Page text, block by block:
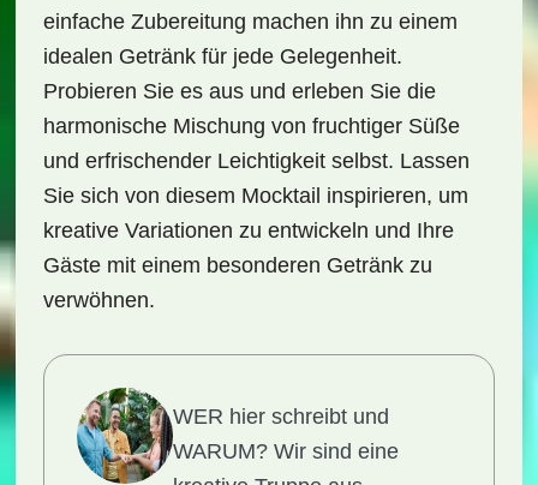
einfache Zubereitung machen ihn zu einem
idealen Getränk für jede Gelegenheit.
Probieren Sie es aus und erleben Sie die
harmonische Mischung von fruchtiger Süße
und erfrischender Leichtigkeit selbst. Lassen
Sie sich von diesem Mocktail inspirieren, um
kreative Variationen zu entwickeln und Ihre
Gäste mit einem besonderen Getränk zu
verwöhnen.
WER hier schreibt und
WARUM?Wir sind eine